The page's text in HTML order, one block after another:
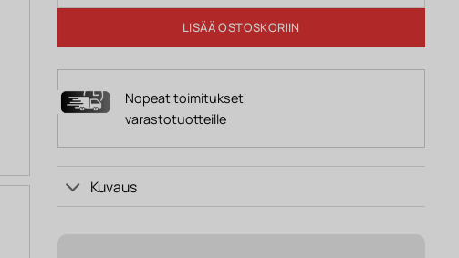
LISÄÄ OSTOSKORIIN
Nopeat toimitukset
varastotuotteille
Kuvaus